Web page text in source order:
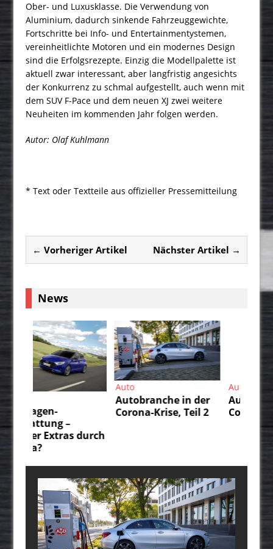
Ober- und Luxusklasse. Die Verwendung von
Aluminium, dadurch sinkende Fahrzeuggewichte,
Fortschritte bei Info- und Entertainmentystemen,
vereinheitlichte Motoren und ein modernes Design
sind die Erfolgsrezepte. Einzig die Modellpalette ist
aktuell zwar interessant, aber langfristig angesichts
der Konkurrenz zu schmal aufgestellt, auch wenn mit
dem SUV F-Pace und dem neuen XJ zwei weitere
Neuheiten im kommenden Jahr folgen werden.
Autor: Olaf Kuhlmann
* Text oder Textteile aus offizieller Pressemitteilung
← Vorheriger Artikel Nächster Artikel →
News
Auto
Autobranche in der
Corona-Krise, Teil 2
Autobranche in der
Corona-Krise, Teil 1